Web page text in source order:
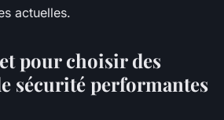
actuelles.
pour choisir des
sécurité performantes